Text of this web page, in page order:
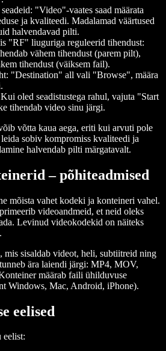
"Video"-vaates saad määrata
ja kvaliteedi. Madalamad väärtused
halvendavad pilti.
"RF" liuguriga reguleerid tihendust:
vähem tihendust (parem pilt),
tihendust (väiksem fail).
"Destination" all vali "Browse", määra
Kui oled seadistustega rahul, vajuta "Start
tihendab video sinu järgi.
võtta kaua aega, eriti kui arvuti pole
sobiv kompromiss kvaliteedi ja
halvendab pilti märgatavalt.
– põhiteadmised
mõista vahet kodeki ja konteineri vahel.
videoandmeid, et neid oleks
Levinud videokodekid on näiteks
sisaldab videot, heli, subtiitreid ning
ära laiendi järgi: MP4, MOV,
määrab faili ühilduvuse
Windows, Mac, Android, iPhone).
eelised
eelist: